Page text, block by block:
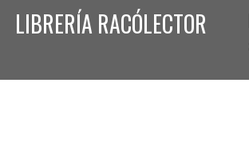
LIBRERÍA RACÓLECTOR